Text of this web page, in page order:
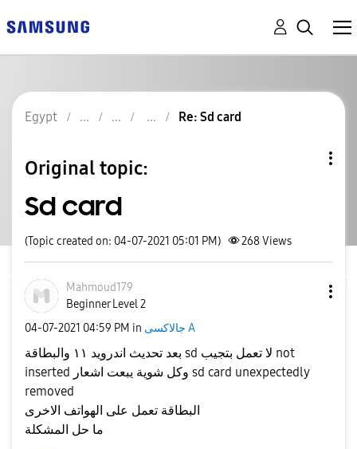
Egypt Re: Sd card
Original topic:
Sd card
(Topic created on: 04-07-2021 05:01 PM) 268Views
Mahmoud179
Beginner Level 2
‎04-07-2021 04:59 PM in جالاكسى A
بعد تحديث اندرويد ١١ والبطاقة sd لا تعمل بتجيب not
inserted وكل شوية يبعت اشعار sd card unexpectedly
removed